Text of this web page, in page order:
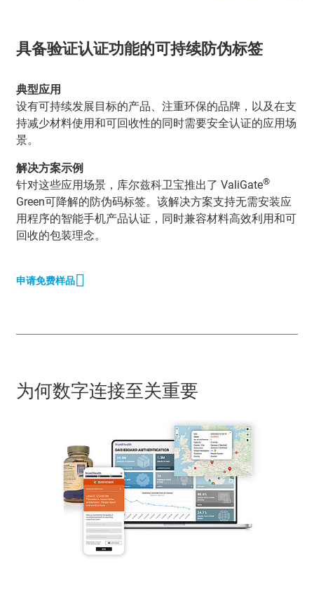
具备验证认证功能的可持续防伪标签
典型应用
设有可持续发展目标的产品、注重环保的品牌，以及在支
持减少材料使用和可回收性的同时需要安全认证的应用场
景。
解决方案示例
针对这些应用场景，库尔兹科卫宝推出了 ValiGate®
Green可降解的防伪码标签。该解决方案支持无需安装应
用程序的智能手机产品认证，同时兼容材料高效利用和可
回收的包装理念。
申请免费样品
为何数字连接至关重要